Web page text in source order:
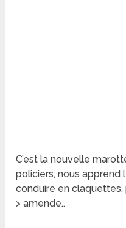
C’est la nouvelle
policiers, nous apprend
conduire en claquettes,
> amende..